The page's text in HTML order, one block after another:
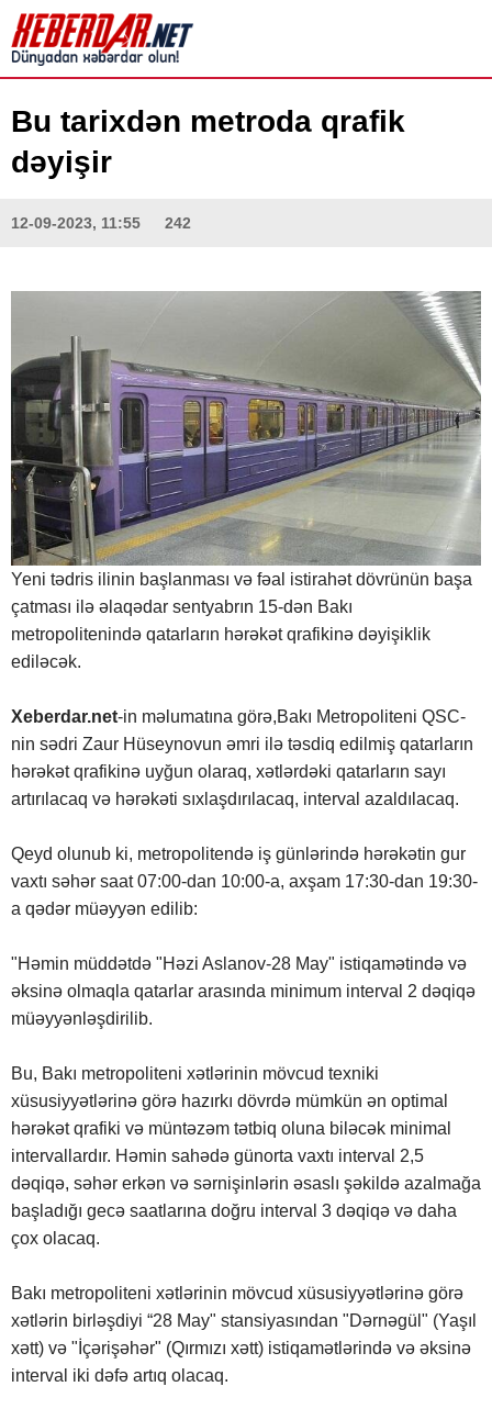
Bu tarixdən metroda qrafik
dəyişir
12-09-2023, 11:55 242
Yeni tədris ilinin başlanması və fəal istirahət dövrünün başa
çatması ilə əlaqədar sentyabrın 15-dən Bakı
metropolitenində qatarların hərəkət qrafikinə dəyişiklik
ediləcək.
Xeberdar.net-in məlumatına görə,Bakı Metropoliteni QSC-
nin sədri Zaur Hüseynovun əmri ilə təsdiq edilmiş qatarların
hərəkət qrafikinə uyğun olaraq, xətlərdəki qatarların sayı
artırılacaq və hərəkəti sıxlaşdırılacaq, interval azaldılacaq.
Qeyd olunub ki, metropolitendə iş günlərində hərəkətin gur
vaxtı səhər saat 07:00-dan 10:00-a, axşam 17:30-dan 19:30-
a qədər müəyyən edilib:
"Həmin müddətdə "Həzi Aslanov-28 May" istiqamətində və
əksinə olmaqla qatarlar arasında minimum interval 2 dəqiqə
müəyyənləşdirilib.
Bu, Bakı metropoliteni xətlərinin mövcud texniki
xüsusiyyətlərinə görə hazırkı dövrdə mümkün ən optimal
hərəkət qrafiki və müntəzəm tətbiq oluna biləcək minimal
intervallardır. Həmin sahədə günorta vaxtı interval 2,5
dəqiqə, səhər erkən və sərnişinlərin əsaslı şəkildə azalmağa
başladığı gecə saatlarına doğru interval 3 dəqiqə və daha
çox olacaq.
Bakı metropoliteni xətlərinin mövcud xüsusiyyətlərinə görə
xətlərin birləşdiyi “28 May" stansiyasından "Dərnəgül" (Yaşıl
xətt) və "İçərişəhər" (Qırmızı xətt) istiqamətlərində və əksinə
interval iki dəfə artıq olacaq.